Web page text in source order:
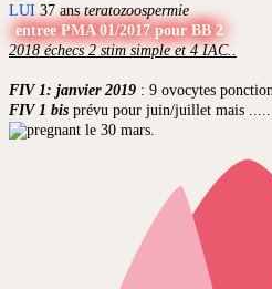
LUI 37 ansteratozoospermie
entree PMA 01/2017 pour BB 2
2018 échecs 2 stim simple et 4 IAC..
FIV 1: janvier 2019 : 9 ovocytes
FIV 1 bis prévu pour juin/juillet mais
le 30 mars.